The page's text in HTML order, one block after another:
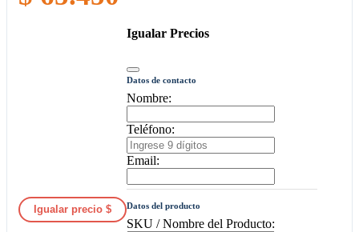
Igualar precio $
Igualar Precios
Datos de contacto
Nombre:
Teléfono:
Email:
Datos del producto
SKU / Nombre del Producto: